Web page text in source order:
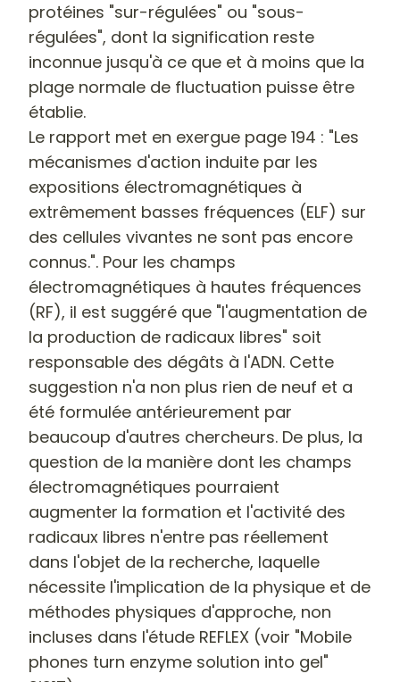
protéines "sur-régulées" ou "sous-
régulées", dont la signification reste
inconnue jusqu'à ce que et à moins que la
plage normale de fluctuation puisse être
établie.
Le rapport met en exergue page 194 : "Les
mécanismes d'action induite par les
expositions électromagnétiques à
extrêmement basses fréquences (ELF) sur
des cellules vivantes ne sont pas encore
connus.". Pour les champs
électromagnétiques à hautes fréquences
(RF), il est suggéré que "l'augmentation de
la production de radicaux libres" soit
responsable des dégâts à l'ADN. Cette
suggestion n'a non plus rien de neuf et a
été formulée antérieurement par
beaucoup d'autres chercheurs. De plus, la
question de la manière dont les champs
électromagnétiques pourraient
augmenter la formation et l'activité des
radicaux libres n'entre pas réellement
dans l'objet de la recherche, laquelle
nécessite l'implication de la physique et de
méthodes physiques d'approche, non
incluses dans l'étude REFLEX (voir "Mobile
phones turn enzyme solution into gel"